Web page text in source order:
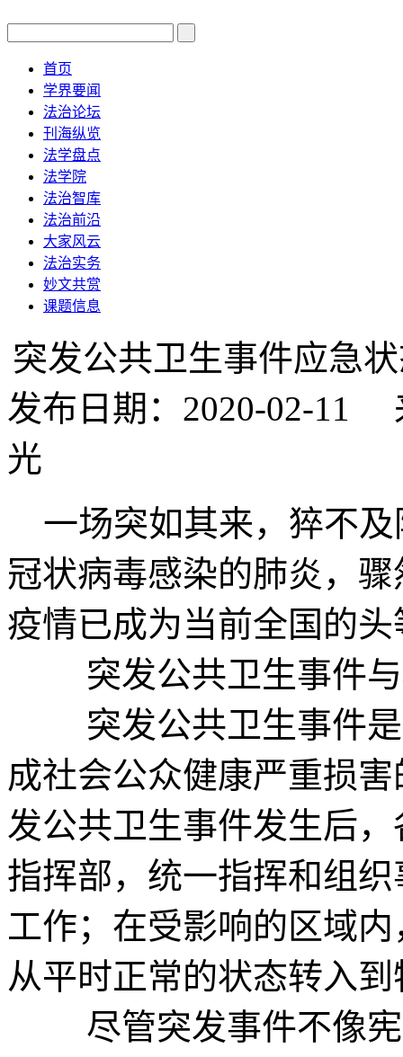
首页
学界要闻
法治论坛
刊海纵览
法学盘点
法学院
法治智库
法治前沿
大家风云
法治实务
妙文共赏
课题信息
突发公共卫生事件应急
发布日期：2020-02-
光
一场突如其来，猝不及
冠状病毒感染的肺炎，
疫情已成为当前全国的
突发公共卫生事件与
突发公共卫生事件是
成社会公众健康严重损
发公共卫生事件发生后
指挥部，统一指挥和组
工作；在受影响的区域
从平时正常的状态转入
尽管突发事件不像宪